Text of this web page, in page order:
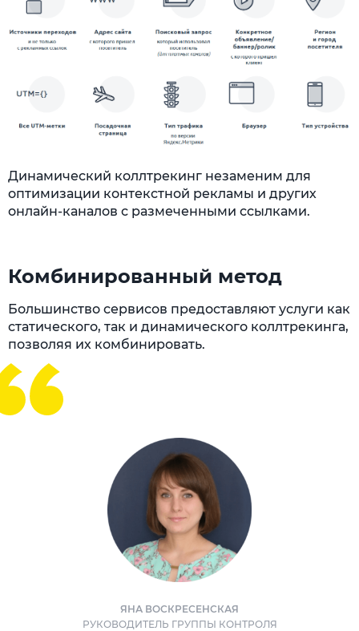
Динамический коллтрекинг незаменим для
оптимизации контекстной рекламы и других
онлайн-каналов с размеченными ссылками.
Комбинированный метод
Большинство сервисов предоставляют услуги как
статического, так и динамического коллтрекинга,
позволяя их комбинировать.
ЯНА ВОСКРЕСЕНСКАЯ
РУКОВОДИТЕЛЬ ГРУППЫ КОНТРОЛЯ